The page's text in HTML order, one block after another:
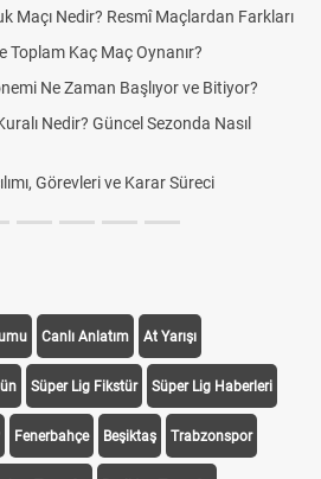
Nedir? Resmî Maçlardan Farkları
Kaç Maç Oynanır?
Ne Zaman Başlıyor ve Bitiyor?
Nedir? Güncel Sezonda Nasıl
Görevleri ve Karar Süreci
Canlı Anlatım At Yarışı
Süper Lig Fikstür Süper Lig Haberleri
Fenerbahçe Beşiktaş Trabzonspor